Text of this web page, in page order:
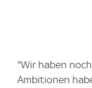
"Wir haben
Ambitionen